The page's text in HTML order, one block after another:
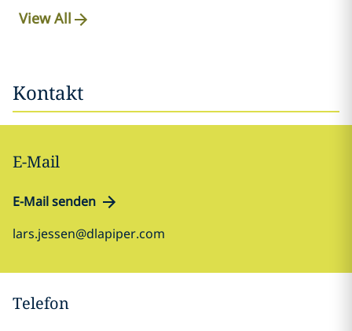
View All
Kontakt
E-Mail
E-Mail senden
lars.jessen@dlapiper.com
Telefon